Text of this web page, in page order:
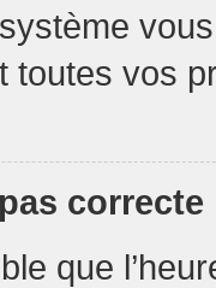
toutes vos
correcte
que